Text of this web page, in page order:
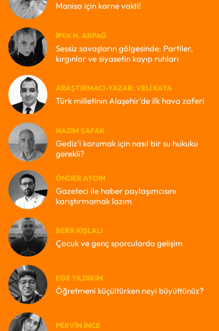
Manisa için karne vakti!
İPEK H. ARPAĞ
Sessiz savaşların gölgesinde: Partiler,
kırgınlar ve siyasetin kayıp ruhları
ARAŞTIRMACI-YAZAR: VELI KAYA
Türk milletinin Alaşehir'de ilk hava zaferi
NAZIM ŞAFAK
Gediz’i korumak için nasıl bir su hukuku
gerekli?
ÖNDER AYDIN
Gazeteci ile haber paylaşımcısını
karıştırmamak lazım
BERK KIŞLALI
Çocuk ve genç sporcularda gelişim
EGE YILDIRIM
Öğretmeni küçültürken neyi büyüttünüz?
PERVIN İNCE